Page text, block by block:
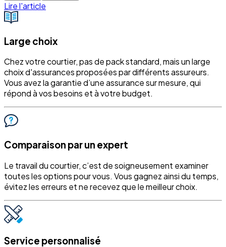
Lire l'article
Large choix
Chez votre courtier, pas de pack standard, mais un large
choix d'assurances proposées par différents assureurs.
Vous avez la garantie d’une assurance sur mesure, qui
répond à vos besoins et à votre budget.
Comparaison par un expert
Le travail du courtier, c’est de soigneusement examiner
toutes les options pour vous. Vous gagnez ainsi du temps,
évitez les erreurs et ne recevez que le meilleur choix.
Service personnalisé